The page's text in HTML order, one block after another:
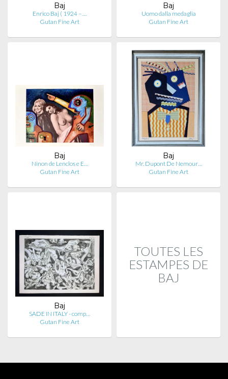
Baj
Enrico Baj ( 1924 – …
Gutan Fine Art
Baj
Uomo dalla medaglia
Gutan Fine Art
Baj
Ninon de Lenclos e E…
Gutan Fine Art
Baj
Mr. Dupont De Nemour…
Gutan Fine Art
Baj
SADE IN ITALY - comp…
Gutan Fine Art
TOUTES LES
ESTAMPES DE
BAJ